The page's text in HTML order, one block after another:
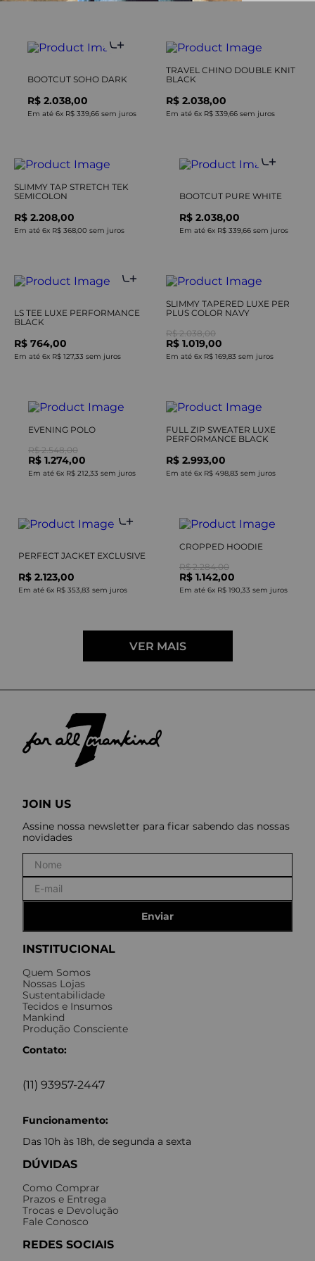
BOOTCUT SOHO DARK
R$ 2.038,00
Em até 6x R$ 339,66sem juros
TRAVEL CHINO DOUBLE KNIT
BLACK
R$ 2.038,00
Em até 6x R$ 339,66 sem juros
SLIMMY TAP STRETCH TEK
SEMICOLON
R$ 2.208,00
Em até 6x R$ 368,00 sem juros
BOOTCUT PURE WHITE
R$ 2.038,00
Em até 6x R$ 339,66sem juros
LS TEE LUXE PERFORMANCE
BLACK
R$ 764,00
Em até 6x R$ 127,33 sem juros
SLIMMY TAPERED LUXE PER
PLUS COLOR NAVY
R$ 2.038,00
R$ 1.019,00
Em até 6x R$ 169,83 sem juros
EVENING POLO
R$ 2.548,00
R$ 1.274,00
Em até 6x R$ 212,33 sem juros
FULL ZIP SWEATER LUXE
PERFORMANCE BLACK
R$ 2.993,00
Em até 6x R$ 498,83 sem juros
PERFECT JACKET EXCLUSIVE
R$ 2.123,00
Em até 6x R$ 353,83 sem juros
CROPPED HOODIE
R$ 2.284,00
R$ 1.142,00
Em até 6x R$ 190,33 sem juros
INSTITUCIONAL
Quem Somos
Nossas Lojas
Sustentabilidade
Tecidos e Insumos
Mankind
Produção Consciente
Contato:
(11) 93957-2447
Funcionamento:
Das 10h às 18h, de segunda a sexta
DÚVIDAS
Como Comprar
Prazos e Entrega
Trocas e Devolução
Fale Conosco
REDES SOCIAIS
JOIN US
Assine nossa newsletter para ficar sabendo das nossas
novidades
Enviar